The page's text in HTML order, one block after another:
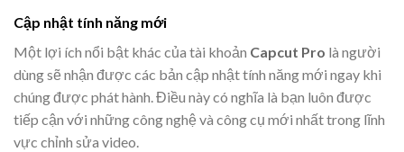
Cập nhật tính năng mới
Một lợi ích nổi bật khác của tài khoản Capcut Pro là người
dùng sẽ nhận được các bản cập nhật tính năng mới ngay khi
chúng được phát hành. Điều này có nghĩa là bạn luôn được
tiếp cận với những công nghệ và công cụ mới nhất trong lĩnh
vực chỉnh sửa video.